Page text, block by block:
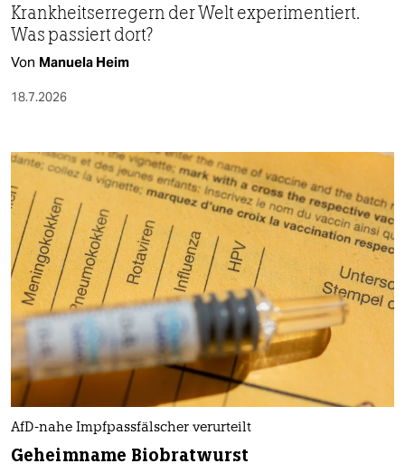
Krankheitserregern der Welt experimentiert.
Was passiert dort?
Von Manuela Heim
18.7.2026
AfD-nahe Impfpassfälscher verurteilt
Geheimname Biobratwurst